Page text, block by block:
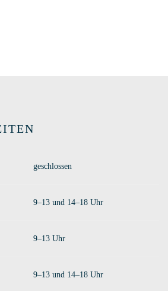
geschlossen
9–13 und 14–18 Uhr
9–13 Uhr
9–13 und 14–18 Uhr